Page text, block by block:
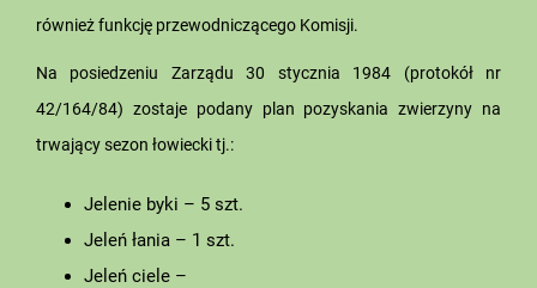
również funkcję przewodniczącego Komisji.
Na posiedzeniu Zarządu 30 stycznia 1984 (protokół nr
42/164/84) zostaje podany plan pozyskania zwierzyny na
trwający sezon łowiecki tj.:
Jelenie byki – 5 szt.
Jeleń łania – 1 szt.
Jeleń ciele –